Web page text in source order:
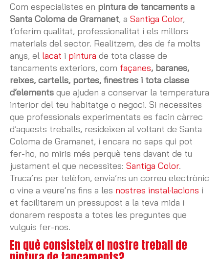
Com especialistes en pintura de tancaments a
Santa Coloma de Gramanet, a Santiga Color,
t’oferim qualitat, professionalitat i els millors
materials del sector. Realitzem, des de fa molts
anys, el lacat i pintura de tota classe de
tancaments exteriors, com façanes, baranes,
reixes, cartells, portes, finestres i tota classe
d’elements que ajuden a conservar la temperatura
interior del teu habitatge o negoci. Si necessites
que professionals experimentats es facin càrrec
d’aquests treballs, resideixen al voltant de Santa
Coloma de Gramanet, i encara no saps qui pot
fer-ho, no miris més perquè tens davant de tu
justament el que necessites: Santiga Color.
Truca’ns per telèfon, envia’ns un correu electrònic
o vine a veure’ns fins a les nostres instal·lacions i
et facilitarem un pressupost a la teva mida i
donarem resposta a totes les preguntes que
vulguis fer-nos.
En què consisteix el nostre treball de